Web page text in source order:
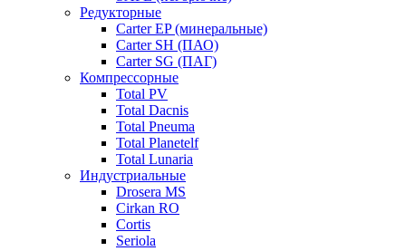
Редукторные
Carter EP (минеральные)
Carter SH (ПАО)
Carter SG (ПАГ)
Компрессорные
Total PV
Total Dacnis
Total Pneuma
Total Planetelf
Total Lunaria
Индустриальные
Drosera MS
Cirkan RO
Cortis
Seriola